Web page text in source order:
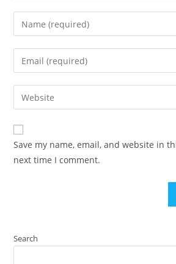
Enter
your
name
comment
Enter
your
email
address
comment
Enter
your
website
URL
(optional)
Save my name, email, and website in
next time I comment.
Search